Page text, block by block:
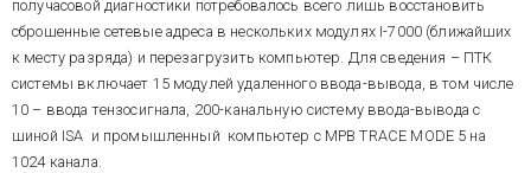
данные с влагомера и
расходомеров зерна,
программа формирует и
передает текущие задания
контурам расхода воды.
Дополнительной управляющей
функцией программы является
НЦУ уровнем в бункере
функционирует в ОС Win2000 с
МРВ на 128 точек, содержит
встроенную математическую
модель процесса. Операторский
интерфейс системы - главный
экран приведен на рис. 2
контроля работоспособности
системы в ISA-слот компьютера
установлен адаптер DIO P8R8.
Длина шлейфа RS-485 – около
150 м, скорость связи 57600
MISSING File Resource:
url=/images/images.aspx?
id_img=987
Рис. 3. Схема структурная ПТК
АСУТП увлажнения зерна
получасовой диагностики потребовалось всего лишь восстановить
сброшенные сетевые адреса в нескольких модулях I-7000 (ближайших
к месту разряда) и перезагрузить компьютер. Для сведения – ПТК
системы включает 15 модулей удаленного ввода-вывода, в том числе
10 – ввода тензосигнала, 200-канальную систему ввода-вывода с
шиной ISA и промышленный компьютер с МРВ TRACE MODE 5 на
1024 канала.